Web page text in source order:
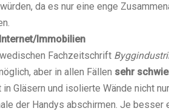
da es nur eine enge
Immobilien
Fachzeitschrift
aber in allen Fällen sehr
Gläsern und isolierte Wände nicht
der Handys abschirmen. Je